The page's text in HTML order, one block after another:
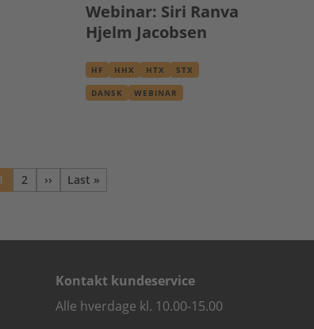
Webinar: Siri Ranva
Hjelm Jacobsen
HF HHX HTX STX
DANSK WEBINAR
Nuværende
Side
2
Næste
›› Sidste side
Last »
Kontakt kundeservice
Alle hverdage kl. 10.00-15.00